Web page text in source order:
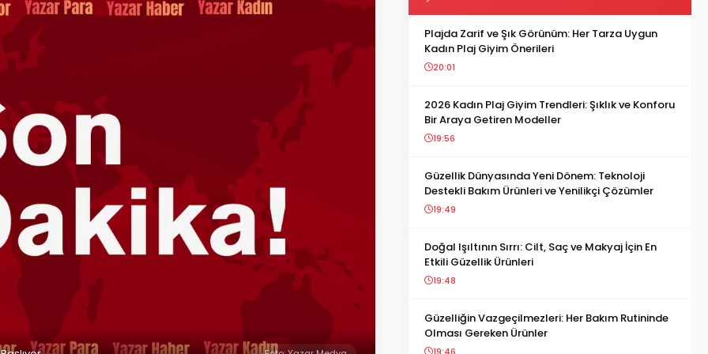
Plajda Zarif ve Şık Görünüm: Her Tarza Uygun
Kadın Plaj Giyim Önerileri
20:01
2026 Kadın Plaj Giyim Trendleri: Şıklık ve Konforu
Bir Araya Getiren Modeller
19:56
Güzellik Dünyasında Yeni Dönem: Teknoloji
Destekli Bakım Ürünleri ve Yenilikçi Çözümler
19:49
Doğal Işıltının Sırrı: Cilt, Saç ve Makyaj İçin En
Etkili Güzellik Ürünleri
19:48
Güzelliğin Vazgeçilmezleri: Her Bakım Rutininde
Olması Gereken Ürünler